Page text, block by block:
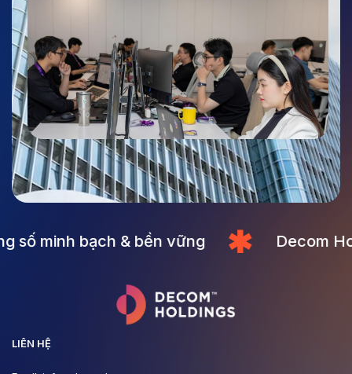
số minh bạch & bền vững Decom
LIÊN HỆ